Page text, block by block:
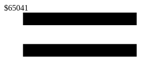
$65041